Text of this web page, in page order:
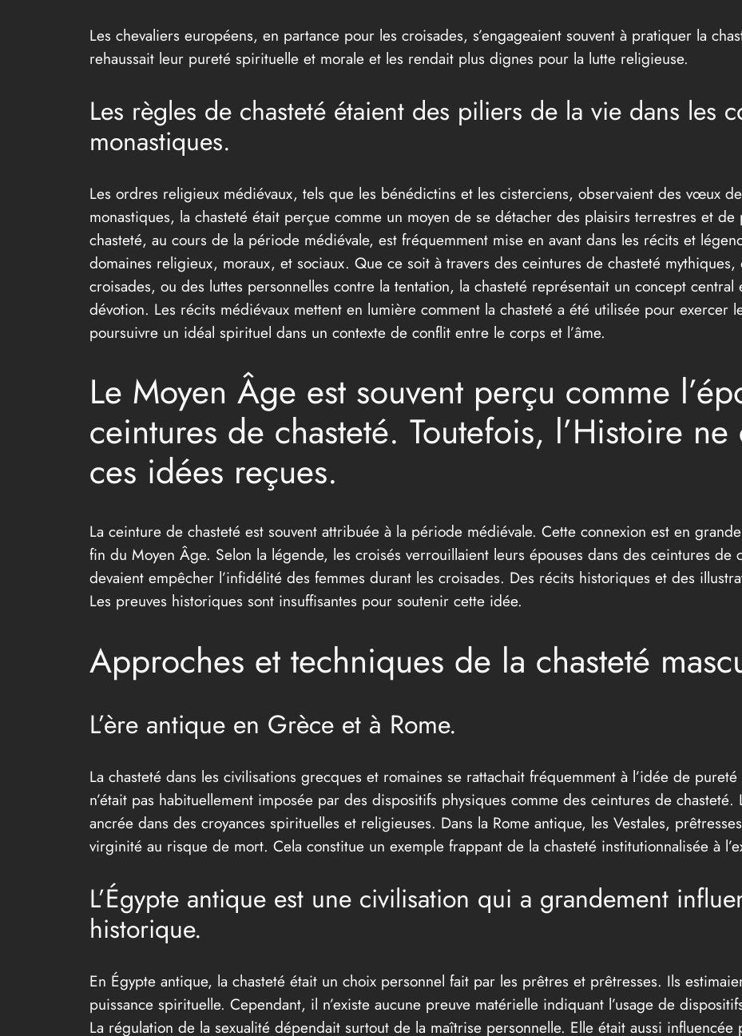
Les chevaliers européens, en partance pour les croisades, s’engageaient souvent à pratiquer la
rehaussait leur pureté spirituelle et morale et les rendait plus dignes pour la lutte religieuse.
Les règles de chasteté étaient des piliers de la vie dans les
monastiques.
Les ordres religieux médiévaux, tels que les bénédictins et les cisterciens, observaient des vœux
monastiques, la chasteté était perçue comme un moyen de se détacher des plaisirs terrestres et
chasteté, au cours de la période médiévale, est fréquemment mise en avant dans les récits et
domaines religieux, moraux, et sociaux. Que ce soit à travers des ceintures de chasteté
croisades, ou des luttes personnelles contre la tentation, la chasteté représentait un concept
dévotion. Les récits médiévaux mettent en lumière comment la chasteté a été utilisée pour exercer
poursuivre un idéal spirituel dans un contexte de conflit entre le corps et l’âme.
Le Moyen Âge est souvent perçu comme
ceintures de chasteté. Toutefois, l’Histoire
ces idées reçues.
La ceinture de chasteté est souvent attribuée à la période médiévale. Cette connexion est en
fin du Moyen Âge. Selon la légende, les croisés verrouillaient leurs épouses dans des ceintures de
devaient empêcher l’infidélité des femmes durant les croisades. Des récits historiques et des
Les preuves historiques sont insuffisantes pour soutenir cette idée.
Approches et techniques de la chasteté
L’ère antique en Grèce et à Rome.
La chasteté dans les civilisations grecques et romaines se rattachait fréquemment à l’idée de
n’était pas habituellement imposée par des dispositifs physiques comme des ceintures de
ancrée dans des croyances spirituelles et religieuses. Dans la Rome antique, les Vestales,
virginité au risque de mort. Cela constitue un exemple frappant de la chasteté institutionnalisée à
L’Égypte antique est une civilisation qui a grandement
historique.
En Égypte antique, la chasteté était un choix personnel fait par les prêtres et prêtresses. Ils
puissance spirituelle. Cependant, il n’existe aucune preuve matérielle indiquant l’usage de
La régulation de la sexualité dépendait surtout de la maîtrise personnelle. Elle était aussi